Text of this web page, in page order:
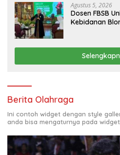
Agustus 5, 2026
Dosen FBSB
Kebidanan
Berita Olahraga
Ini contoh widget dengan style
anda bisa mengaturnya pada